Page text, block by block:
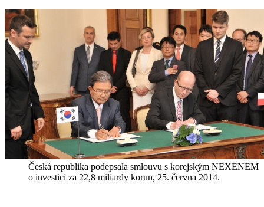
Česká republika podepsala smlouvu s korejským NEXENEM
o investici za 22,8 miliardy korun, 25. června 2014.